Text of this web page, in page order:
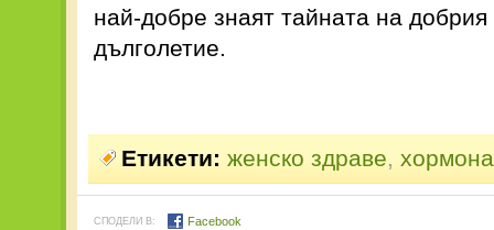
най-добре знаят тайната на
дълголетие.
Етикети: женско здраве,
СПОДЕЛИ В: Facebook